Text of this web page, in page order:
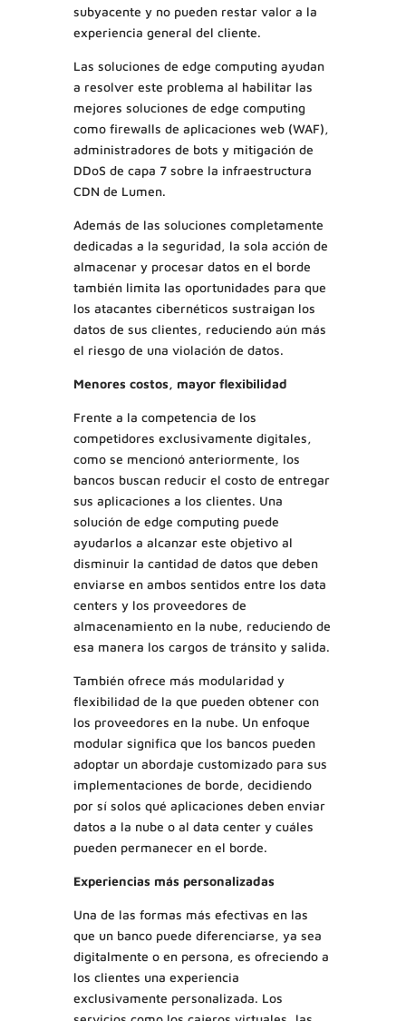
subyacente y no pueden restar valor a la
experiencia general del cliente.
Las soluciones de edge computing ayudan
a resolver este problema al habilitar las
mejores soluciones de edge computing
como firewalls de aplicaciones web (WAF),
administradores de bots y mitigación de
DDoS de capa 7 sobre la infraestructura
CDN de Lumen.
Además de las soluciones completamente
dedicadas a la seguridad, la sola acción de
almacenar y procesar datos en el borde
también limita las oportunidades para que
los atacantes cibernéticos sustraigan los
datos de sus clientes, reduciendo aún más
el riesgo de una violación de datos.
Menores costos, mayor flexibilidad
Frente a la competencia de los
competidores exclusivamente digitales,
como se mencionó anteriormente, los
bancos buscan reducir el costo de entregar
sus aplicaciones a los clientes. Una
solución de edge computing puede
ayudarlos a alcanzar este objetivo al
disminuir la cantidad de datos que deben
enviarse en ambos sentidos entre los data
centers y los proveedores de
almacenamiento en la nube, reduciendo de
esa manera los cargos de tránsito y salida.
También ofrece más modularidad y
flexibilidad de la que pueden obtener con
los proveedores en la nube. Un enfoque
modular significa que los bancos pueden
adoptar un abordaje customizado para sus
implementaciones de borde, decidiendo
por sí solos qué aplicaciones deben enviar
datos a la nube o al data center y cuáles
pueden permanecer en el borde.
Experiencias más personalizadas
Una de las formas más efectivas en las
que un banco puede diferenciarse, ya sea
digitalmente o en persona, es ofreciendo a
los clientes una experiencia
exclusivamente personalizada. Los